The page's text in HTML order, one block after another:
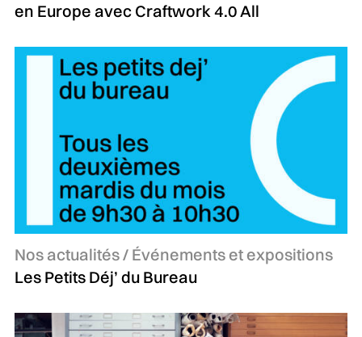
en Europe avec Craftwork 4.0 All
Catégories :
Nos actualités / Événements et expositions
Les Petits Déj’ du Bureau